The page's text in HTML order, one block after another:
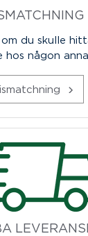
du skulle
hos någon